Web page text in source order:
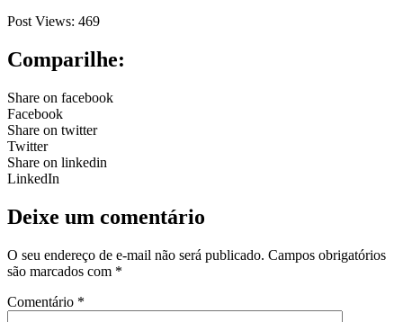
Post Views: 469
Comparilhe:
Share on facebook
Facebook
Share on twitter
Twitter
Share on linkedin
LinkedIn
Deixe um comentário
O seu endereço de e-mail não será publicado. Campos obrigatórios
são marcados com *
Comentário *